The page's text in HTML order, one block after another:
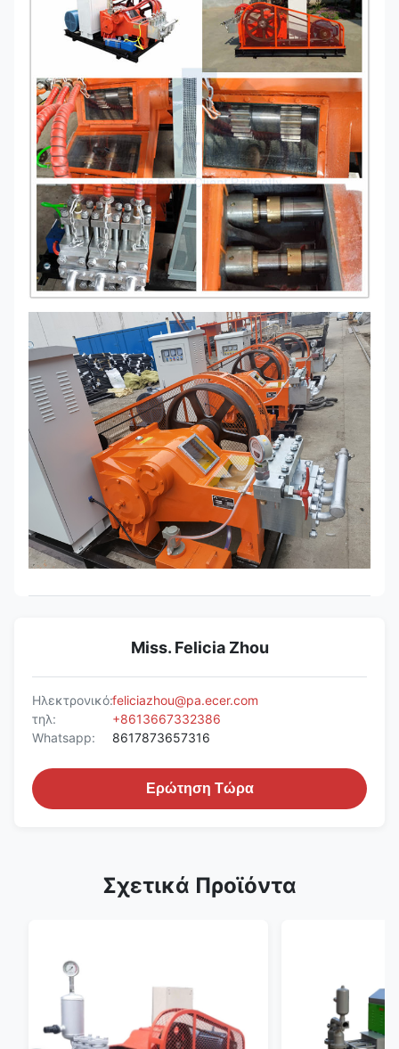
Miss. Felicia Zhou
Ηλεκτρονικό:feliciazhou@pa.ecer.com
τηλ:
+8613667332386
Whatsapp:
8617873657316
Ερώτηση Τώρα
Σχετικά Προϊόντα